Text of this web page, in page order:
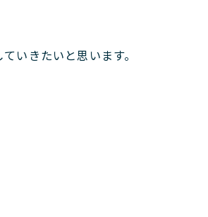
いきたいと思います。